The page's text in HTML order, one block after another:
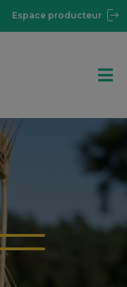
Espace producteur